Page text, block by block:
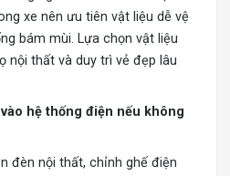
xe nên ưu tiên vật liệu dễ vệ
bám mùi. Lựa chọn vật liệu
nội thất và duy trì vẻ đẹp lâu
hệ thống điện nếu không
đèn nội thất, chỉnh ghế điện